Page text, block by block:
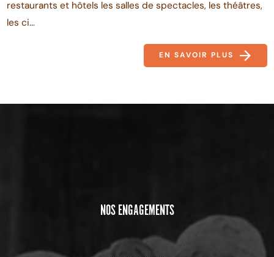
restaurants et hôtels les salles de spectacles, les théâtres,
les ci...
EN SAVOIR PLUS
NOS ENGAGEMENTS